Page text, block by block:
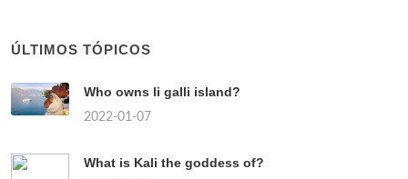
ÚLTIMOS TÓPICOS
Who owns li galli island?
2022-01-07
What is Kali the goddess of?